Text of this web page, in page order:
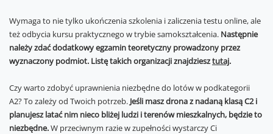
Wymaga to nie tylko ukończenia szkolenia i zaliczenia testu online, ale
też odbycia kursu praktycznego w trybie samokształcenia. Następnie
należy zdać dodatkowy egzamin teoretyczny prowadzony przez
wyznaczony podmiot. Listę takich organizacji znajdziesztutaj.
Czy warto zdobyć uprawnienia niezbędne do lotów w podkategorii
A2? To zależy od Twoich potrzeb. Jeśli masz drona z nadaną klasą C2 i
planujesz latać nim nieco bliżej ludzi i terenów mieszkalnych, będzie to
niezbędne.W przeciwnym razie w zupełności wystarczy Ci